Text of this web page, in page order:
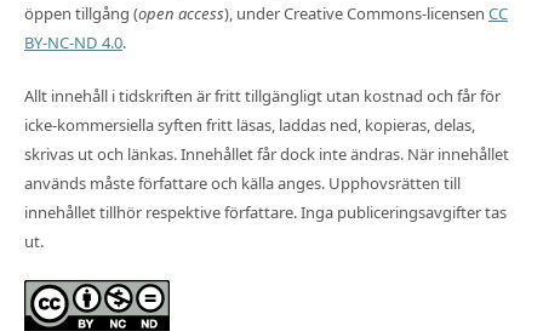
öppen tillgång (open access), under Creative Commons-licensen CC
BY-NC-ND 4.0.
Allt innehåll i tidskriften är fritt tillgängligt utan kostnad och får för
icke-kommersiella syften fritt läsas, laddas ned, kopieras, delas,
skrivas ut och länkas. Innehållet får dock inte ändras. När innehållet
används måste författare och källa anges. Upphovsrätten till
innehållet tillhör respektive författare. Inga publiceringsavgifter tas
ut.